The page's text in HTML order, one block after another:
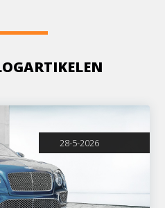
28-5-2026